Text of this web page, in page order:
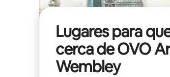
Lugares para
cerca de OVO
Wembley